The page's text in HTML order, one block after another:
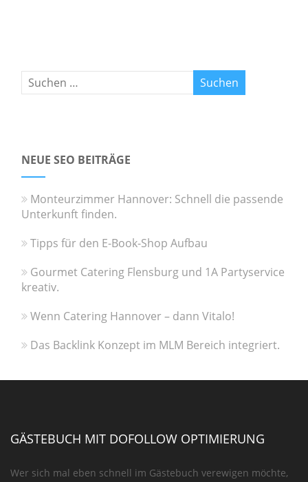
NEUE SEO BEITRÄGE
Monteurzimmer Hannover: Schnell die passende
Unterkunft finden.
Tipps für den E-Book-Shop Aufbau
Gourmet Catering Flensburg und 1A Partyservice
kreativ.
Wenn Catering Hannover – dann Vitalo!
Das Backlink Konzept im MLM Bereich integriert.
GÄSTEBUCH MIT DOFOLLOW OPTIMIERUNG
Wer sich mal eben schnell im Gästebuch verewigen möchte,